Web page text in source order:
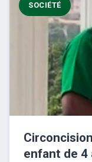
SOCIÉTÉ
enfant de 4